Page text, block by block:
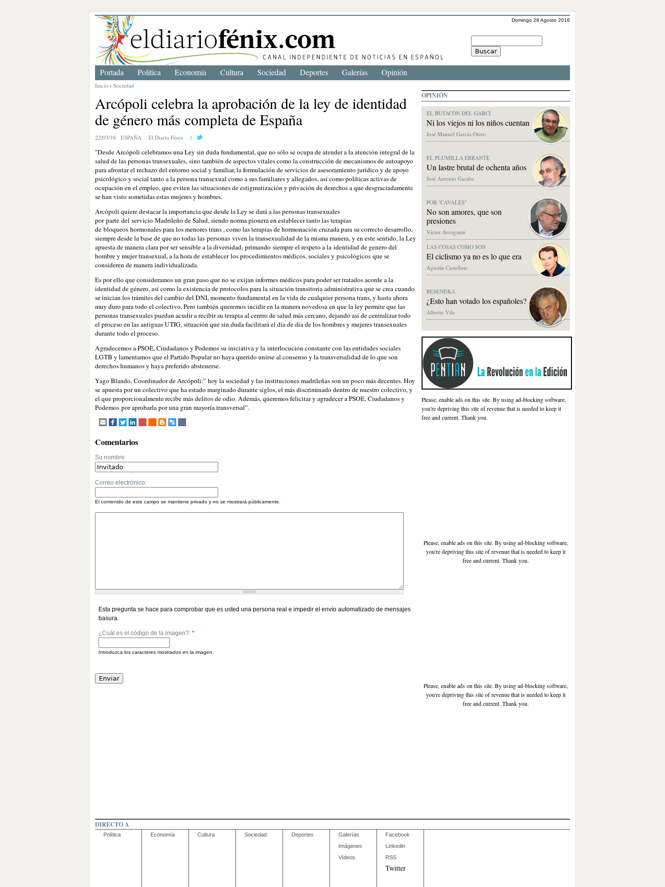
Domingo 28 Agosto 2016
Inicio › Sociedad
Arcópoli celebra la aprobación de la ley de identidad
de género más completa de España
22/03/16 ESPAÑA El Diario Fénix /
"Desde Arcópoli celebramos una Ley sin duda fundamental, que no sólo se ocupa de atender a la atención integral de la
salud de las personas transexuales, sino también de aspectos vitales como la construcción de mecanismos de autoapoyo
para afrontar el rechazo del entorno social y familiar, la formulación de servicios de asesoramiento jurídico y de apoyo
psicológico y social tanto a la persona transexual como a sus familiares y allegados, así como políticas activas de
ocupación en el empleo, que eviten las situaciones de estigmatización y privación de derechos a que desgraciadamente
se han visto sometidas estas mujeres y hombres.
Arcópoli quiere destacar la importancia que desde la Ley se dará a las personas transexuales
por parte del servicio Madrileño de Salud, siendo norma pionera en establecer tanto las terapias
de bloqueos hormonales para los menores trans , como las terapias de hormonación cruzada para su correcto desarrollo,
siempre desde la base de que no todas las personas viven la transexualidad de la misma manera, y en este sentido, la Ley
apuesta de manera clara por ser sensible a la diversidad, primando siempre el respeto a la identidad de genero del
hombre y mujer transexual, a la hora de establecer los procedimientos médicos, sociales y psicológicos que se
consideren de manera individualizada.
Es por ello que consideramos un gran paso que no se exijan informes médicos para poder ser tratados acorde a la
identidad de género, así como la existencia de protocolos para la situación transitoria administrativa que se crea cuando
se inician los trámites del cambio del DNI, momento fundamental en la vida de cualquier persona trans, y hasta ahora
muy duro para todo el colectivo. Pero también queremos incidir en la manera novedosa en que la ley permite que las
personas transexuales puedan acudir a recibir su terapia al centro de salud más cercano, dejando así de centralizar todo
el proceso en las antiguas UTIG, situación que sin duda facilitará el día de día de los hombres y mujeres transexuales
durante todo el proceso.
Agradecemos a PSOE, Ciudadanos y Podemos su iniciativa y la interlocución constante con las entidades sociales
LGTB y lamentamos que el Partido Popular no haya querido unirse al consenso y la transversalidad de lo que son
derechos humanos y haya preferido abstenerse.
Yago Blando, Coordinador de Arcópoli:” hoy la sociedad y las instituciones madrileñas son un poco más decentes. Hoy
se apuesta por un colectivo que ha estado marginado durante siglos, el más discriminado dentro de nuestro colectivo, y
el que proporcionalmente recibe más delitos de odio. Además, queremos felicitar y agradecer a PSOE, Ciudadanos y
Podemos por aprobarla por una gran mayoría transversal”.
Comentarios
Su nombre:
Correo electrónico:
El contenido de este campo se mantiene privado y no se mostrará públicamente.
Esta pregunta se hace para comprobar que es usted una persona real e impedir el envío automatizado de mensajes
basura.
¿Cuál es el código de la imagen?: *
Introduzca los caracteres mostrados en la imagen.
Portada Política Economía Cultura Sociedad Deportes Galerías Opinión
OPINIÓN
EL BUTACÓN DEL GARCI
Ni los viejos ni los niños cuentan
José Manuel García-Otero
EL PLUMILLA ERRANTE
Un lastre brutal de ochenta años
José Antonio Gaciño
POR "CAVALES"
No son amores, que son
presiones
Víctor Arrogante
LAS COSAS COMO SON
El ciclismo ya no es lo que era
Agustín Castellote
RESENEKA
¿Esto han votado los españoles?
Alberto Vila
Please, enable ads on this site. By using ad-blocking software,
you're depriving this site of revenue that is needed to keep it
free and current. Thank you.
Please, enable ads on this site. By using ad-blocking software,
you're depriving this site of revenue that is needed to keep it
free and current. Thank you.
Please, enable ads on this site. By using ad-blocking software,
you're depriving this site of revenue that is needed to keep it
free and current. Thank you.
DIRECTO A
Política Economía Cultura Sociedad Deportes
Galerías
Imágenes
Vídeos
Facebook
Linkedin
RSS
Twitter